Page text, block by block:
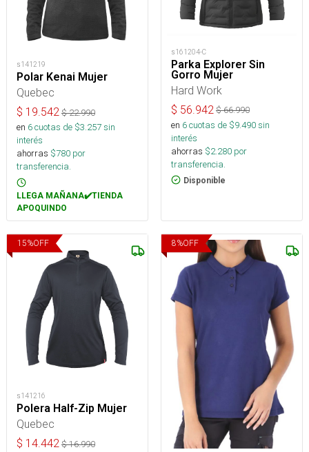
s141219
Polar Kenai Mujer
Quebec
$ 19.542 $22.990
en 6cuotas de $3.257sin
interés
ahorras $780 por
transferencia.
LLEGA MAÑANA✔️TIENDA
APOQUINDO
s161204-C
Parka Explorer Sin
Gorro Mujer
Hard Work
$ 56.942 $66.990
en 6cuotas de $9.490sin
interés
ahorras $2.280 por
transferencia.
Disponible
15%OFF
s141216
Polera Half-Zip Mujer
Quebec
$ 14.442 $16.990
8%OFF